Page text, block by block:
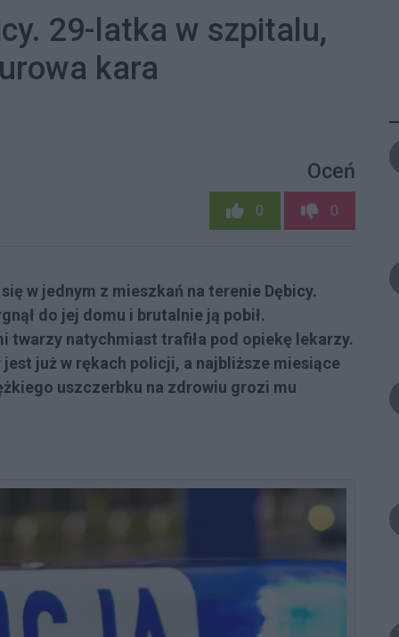
29-latka w szpitalu,
kara
Oceń
0 0
w jednym z mieszkań na terenie Dębicy.
do jej domu i brutalnie ją pobił.
twarzy natychmiast trafiła pod opiekę lekarzy.
jest już w rękach policji, a najbliższe miesiące
uszczerbku na zdrowiu grozi mu